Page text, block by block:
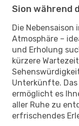
Sion während
Die
Atmosphäre –
und Erholung
kürzere
Unterkünfte.
ermöglicht es
aller Ruhe zu
erfrischendes